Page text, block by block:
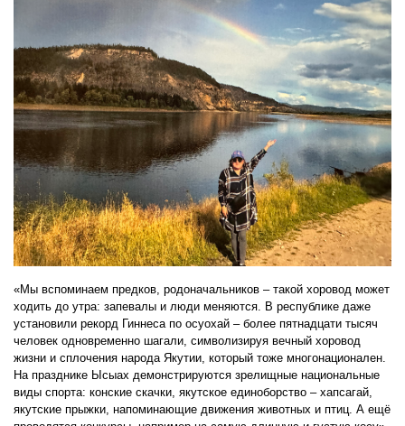
«Мы вспоминаем предков, родоначальников – такой хоровод может
ходить до утра: запевалы и люди меняются. В республике даже
установили рекорд Гиннеса по осуохай – более пятнадцати тысяч
человек одновременно шагали, символизируя вечный хоровод
жизни и сплочения народа Якутии, который тоже многонационален.
На празднике Ысыах демонстрируются зрелищные национальные
виды спорта: конские скачки, якутское единоборство – хапсагай,
якутские прыжки, напоминающие движения животных и птиц. А ещё